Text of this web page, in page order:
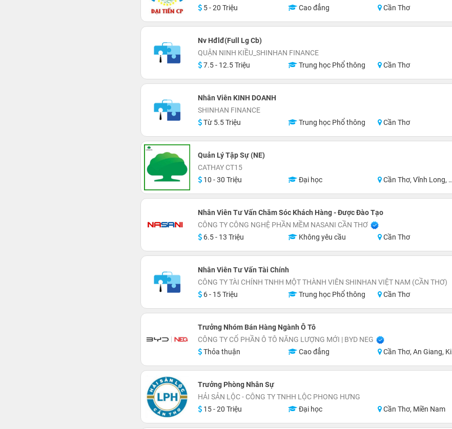
5 - 20 Triệu
Cao đẳng Cần Thơ
Nv Hđlđ(Full Lg Cb)
QUẬN NINH KIỀU_SHINHAN FINANCE
7.5 - 12.5 Triệu
Trung học Phổ thông Cần Thơ
Nhân Viên KINH DOANH
SHINHAN FINANCE
Từ 5.5 Triệu
Trung học Phổ thông Cần Thơ
Quản Lý Tập Sự (NE)
CATHAY CT15
10 - 30 Triệu
Đại học Cần Thơ, Vĩnh Long, An Giang, Hậu Giang, Hồ Chí Minh
Nhân Viên Tư Vấn Chăm Sóc Khách Hàng - Được Đào Tạo
CÔNG TY CÔNG NGHỆ PHẦN MỀM NASANI CẦN THƠ
6.5 - 13 Triệu
Không yêu cầu Cần Thơ
Nhân Viên Tư Vấn Tài Chính
CÔNG TY TÀI CHÍNH TNHH MỘT THÀNH VIÊN SHINHAN VIỆT NAM (CẦN THƠ)
6 - 15 Triệu
Trung học Phổ thông Cần Thơ
Trưởng Nhóm Bán Hàng Ngành Ô Tô
CÔNG TY CỔ PHẦN Ô TÔ NĂNG LƯỢNG MỚI | BYD NEG
Thỏa thuận
Cao đẳng Cần Thơ, An Giang, Kiên Giang, Tiền Giang
Trưởng Phòng Nhân Sự
HẢI SẢN LỘC - CÔNG TY TNHH LỘC PHONG HƯNG
15 - 20 Triệu
Đại học Cần Thơ, Miền Nam